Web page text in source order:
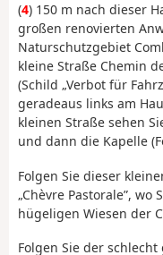
(4) 150 m nach dieser
großen renovierten
Naturschutzgebiet
kleine Straße Chemin
(Schild „Verbot für
geradeaus links am
kleinen Straße sehen
und dann die Kapelle
Folgen Sie dieser
„Chèvre Pastorale”,
hügeligen Wiesen der
Folgen Sie der